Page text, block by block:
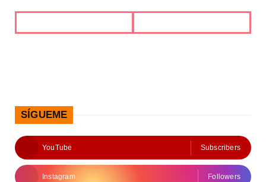
SÍGUEME
YouTube Subscribers
Instagram Followers